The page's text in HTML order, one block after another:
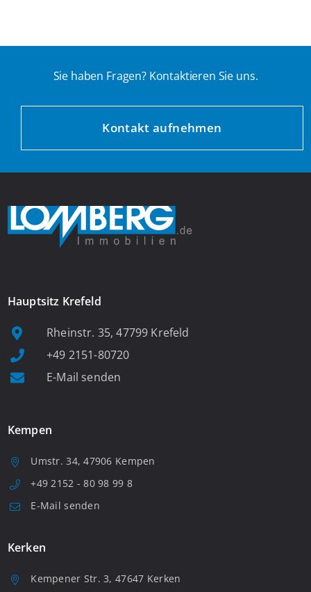
Sie haben Fragen? Kontaktieren Sie uns.
Kontakt aufnehmen
Hauptsitz Krefeld
Rheinstr. 35, 47799 Krefeld
+49 2151-80720
E-Mail senden
Kempen
Umstr. 34, 47906 Kempen
+49 2152 - 80 98 99 8
E-Mail senden
Kerken
Kempener Str. 3, 47647 Kerken